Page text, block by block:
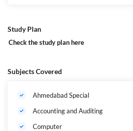
Study Plan
Check the study planhere
Subjects Covered
Ahmedabad Special
Accounting and Auditing
Computer